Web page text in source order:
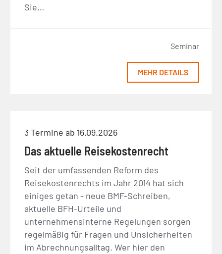
Sie…
Seminar
MEHR DETAILS
3 Termine ab 16.09.2026
Das aktuelle Reisekostenrecht
Seit der umfassenden Reform des
Reisekostenrechts im Jahr 2014 hat sich
einiges getan - neue BMF-Schreiben,
aktuelle BFH-Urteile und
unternehmensinterne Regelungen sorgen
regelmäßig für Fragen und Unsicherheiten
im Abrechnungsalltag. Wer hier den